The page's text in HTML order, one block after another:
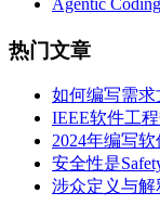
Agentic
热门文章
如何编写需
IEEE软件工
2024年编写
安全性是
涉众定义与解